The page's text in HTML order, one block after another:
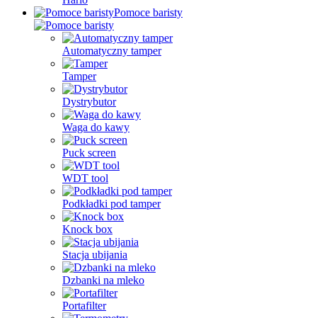
Pomoce baristy
Automatyczny tamper
Tamper
Dystrybutor
Waga do kawy
Puck screen
WDT tool
Podkładki pod tamper
Knock box
Stacja ubijania
Dzbanki na mleko
Portafilter